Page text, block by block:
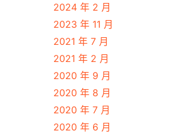
2024 年 2 月
2023 年 11 月
2021 年 7 月
2021 年 2 月
2020 年 9 月
2020 年 8 月
2020 年 7 月
2020 年 6 月